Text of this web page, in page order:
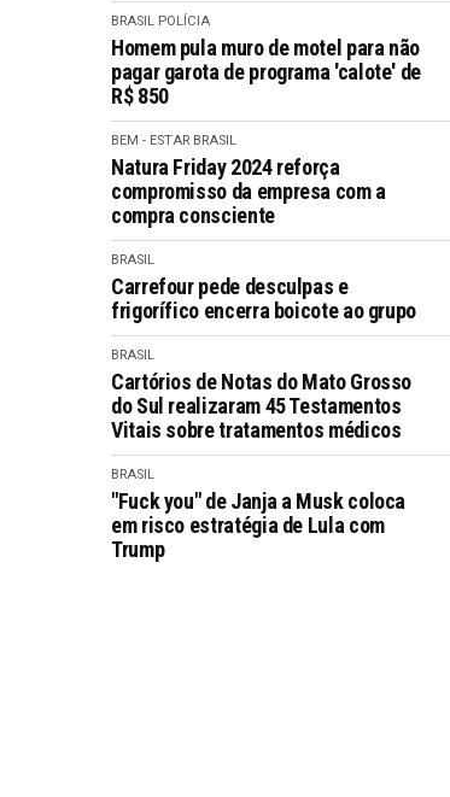
BRASIL POLÍCIA
Homem pula muro de motel para não
pagar garota de programa 'calote' de
R$ 850
BEM - ESTAR BRASIL
Natura Friday 2024 reforça
compromisso da empresa com a
compra consciente
BRASIL
Carrefour pede desculpas e
frigorífico encerra boicote ao grupo
BRASIL
Cartórios de Notas do Mato Grosso
do Sul realizaram 45 Testamentos
Vitais sobre tratamentos médicos
BRASIL
"Fuck you" de Janja a Musk coloca
em risco estratégia de Lula com
Trump